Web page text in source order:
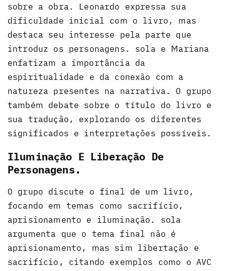
sobre a obra. Leonardo expressa sua
dificuldade inicial com o livro, mas
destaca seu interesse pela parte que
introduz os personagens. sola e Mariana
enfatizam a importância da
espiritualidade e da conexão com a
natureza presentes na narrativa. O grupo
também debate sobre o título do livro e
sua tradução, explorando os diferentes
significados e interpretações possíveis.
Iluminação E Liberação De
Personagens.
O grupo discute o final de um livro,
focando em temas como sacrifício,
aprisionamento e iluminação. sola
argumenta que o tema final não é
aprisionamento, mas sim libertação e
sacrifício, citando exemplos como o AVC